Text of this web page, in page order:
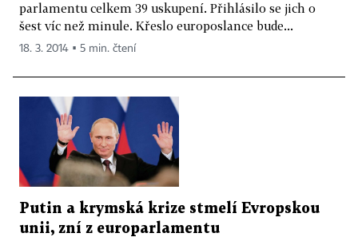
parlamentu celkem 39 uskupení. Přihlásilo se jich o
šest víc než minule. Křeslo europoslance bude...
18. 3. 2014 ▪ 5 min. čtení
Putin a krymská krize stmelí Evropskou
unii, zní z europarlamentu